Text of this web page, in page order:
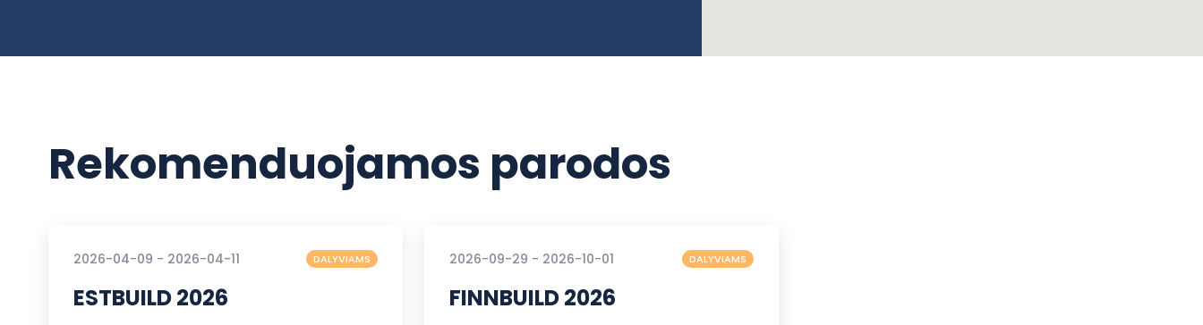
Rekomenduojamos parodos
2026-04-09 - 2026-04-11 DALYVIAMS
ESTBUILD 2026
2026-09-29 - 2026-10-01 DALYVIAMS
FINNBUILD 2026